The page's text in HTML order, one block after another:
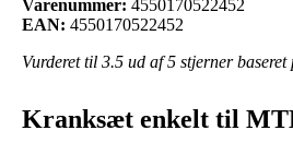
Varenummer: 4550170522452
EAN: 4550170522452
Vurderet til 3.5 ud af 5 stjerner baseret
Kranksæt enkelt til